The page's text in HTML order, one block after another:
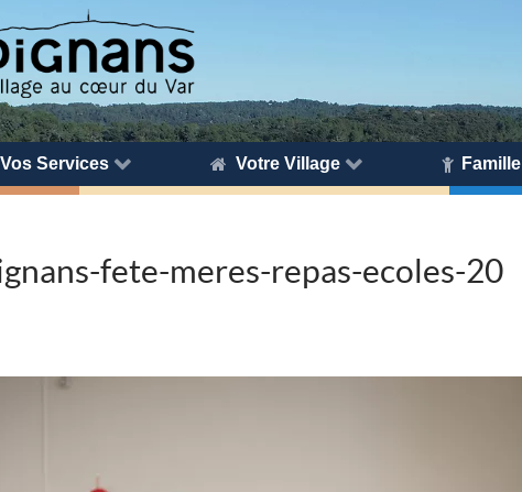
Vos Services Votre Village Famille
fete-meres-repas-ecoles-20